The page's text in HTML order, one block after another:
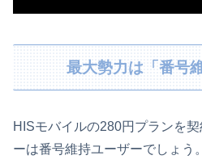
最大勢力は「番号
HISモバイルの280円プランを
ーは番号維持ユーザーでしょう。